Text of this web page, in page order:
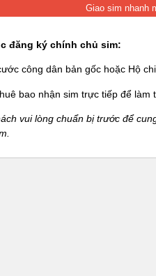
Giao sim nhanh
đăng ký chính chủ sim:
công dân bản gốc hoặc Hộ
bao nhận sim trực tiếp để làm
vui lòng chuẩn bị trước để